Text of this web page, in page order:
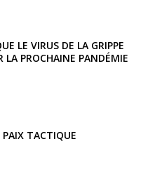
LE VIRUS DE LA GRIPPE
LA PROCHAINE PANDÉMIE
TACTIQUE